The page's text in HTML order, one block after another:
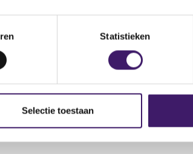
Statistieken
Selectie toestaan